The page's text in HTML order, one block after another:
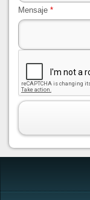
Mensaje *